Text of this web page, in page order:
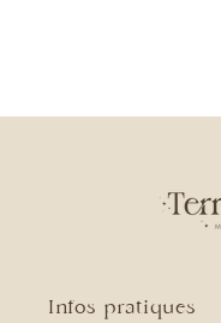
Infos pratiques